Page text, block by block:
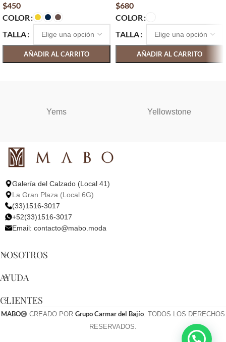
$450
COLOR
TALLA
AÑADIR AL CARRITO
$680
COLOR
TALLA
AÑADIR AL CARRITO
Yems Yellowstone
Galería del Calzado (Local 41)
La Gran Plaza (Local 6G)
(33)1516-3017
+52(33)1516-3017
Email: contacto@mabo.moda
NOSOTROS
AYUDA
CLIENTES
MABO CREADO POR Grupo Carmar del Bajío . TODOS LOS DERECHOS
RESERVADOS.